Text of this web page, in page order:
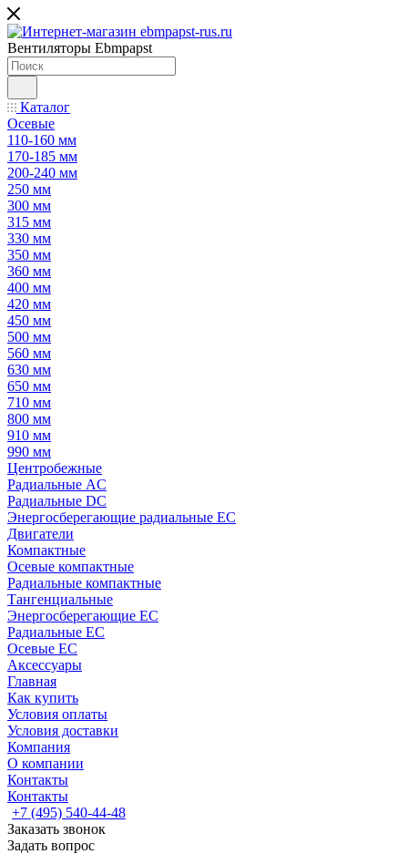
Вентиляторы Ebmpapst
Каталог
Осевые
110-160 мм
170-185 мм
200-240 мм
250 мм
300 мм
315 мм
330 мм
350 мм
360 мм
400 мм
420 мм
450 мм
500 мм
560 мм
630 мм
650 мм
710 мм
800 мм
910 мм
990 мм
Центробежные
Радиальные AC
Радиальные DC
Энергосберегающие радиальные EC
Двигатели
Компактные
Осевые компактные
Радиальные компактные
Тангенциальные
Энергосберегающие EC
Радиальные EC
Осевые EC
Аксессуары
Главная
Как купить
Условия оплаты
Условия доставки
Компания
О компании
Контакты
Контакты
+7 (495) 540-44-48
Заказать звонок
Задать вопрос